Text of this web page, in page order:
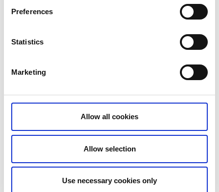
Preferences
Statistics
Marketing
Allow all cookies
Allow selection
Use necessary cookies only
Från klostrets by till Varnhems stationssamhälle
Bo Ramvikens fotoserie om ett småbrukarpars liv
Historien om Sverige
där delar av materialet filmats i Varnhem. Den
spännande dokumentärserien kan du fortfarande se
på svtplay.
Se programmet